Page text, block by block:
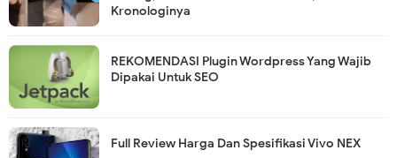
Kronologinya
REKOMENDASI Plugin Wordpress Yang Wajib
Dipakai Untuk SEO
Full Review Harga Dan Spesifikasi Vivo NEX